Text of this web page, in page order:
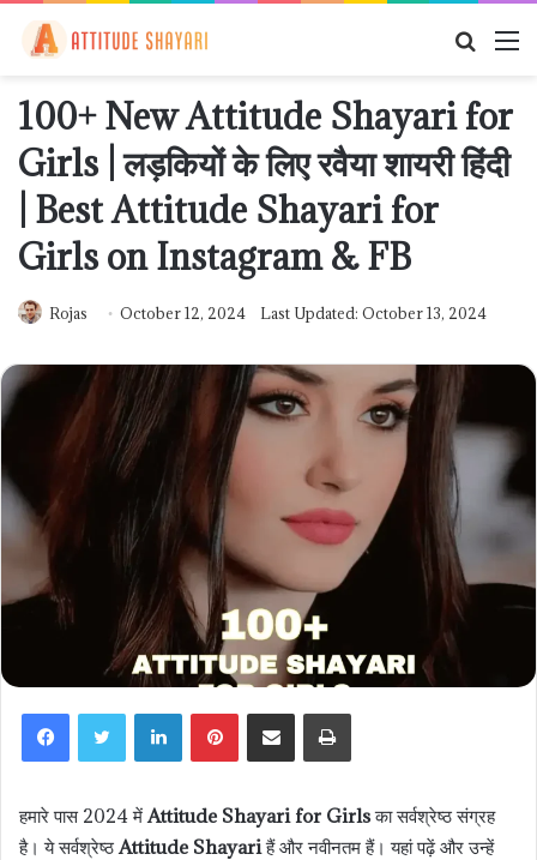
100+ New Attitude Shayari for
Girls | लड़कियों के लिए रवैया शायरी हिंदी
| Best Attitude Shayari for
Girls on Instagram & FB
Rojas October 12, 2024 Last Updated: October 13, 2024
LinkedInPinterestShare via Email Print
हमारे पास 2024 में Attitude Shayari for Girlsका सर्वश्रेष्ठ संग्रह
है। ये सर्वश्रेष्ठ Attitude Shayariहैं और नवीनतम हैं। यहां पढ़ें और उन्हें